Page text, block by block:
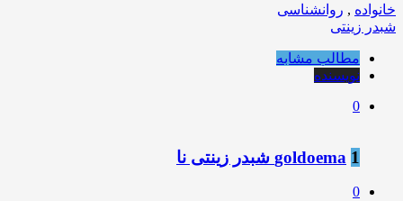
خانواده , روانشناسی
شبدر زینتی
مطالب مشابه
نویسنده
0
1 goldoema شبدر زینتی نا
0